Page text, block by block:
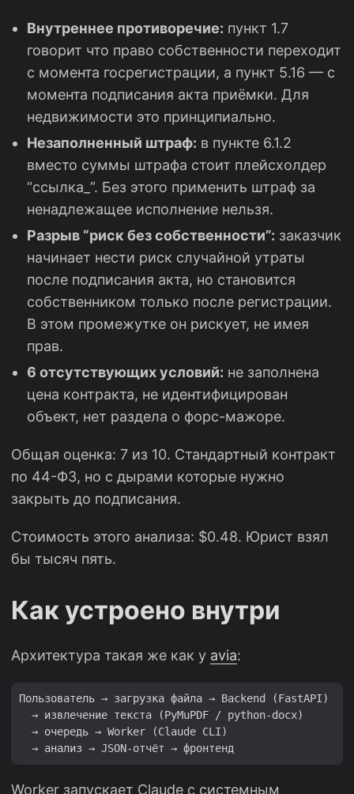
Внутреннее противоречие: пункт 1.7
говорит что право собственности переходит
с момента госрегистрации, а пункт 5.16 — с
момента подписания акта приёмки. Для
недвижимости это принципиально.
Незаполненный штраф: в пункте 6.1.2
вместо суммы штрафа стоит плейсхолдер
“ссылка_”. Без этого применить штраф за
ненадлежащее исполнение нельзя.
Разрыв “риск без собственности”: заказчик
начинает нести риск случайной утраты
после подписания акта, но становится
собственником только после регистрации.
В этом промежутке он рискует, не имея
прав.
6 отсутствующих условий: не заполнена
цена контракта, не идентифицирован
объект, нет раздела о форс-мажоре.
Общая оценка: 7 из 10. Стандартный контракт
по 44-ФЗ, но с дырами которые нужно
закрыть до подписания.
Стоимость этого анализа: $0.48. Юрист взял
бы тысяч пять.
Как устроено внутри
Архитектура такая же как у avia:
Пользователь → загрузка файла → Backend (FastAPI)
  → извлечение текста (PyMuPDF / python-docx)
  → очередь → Worker (Claude CLI)
Worker запускает Claude с системным